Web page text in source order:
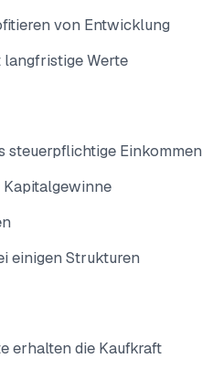
von Entwicklung
Werte
steuerpflichtige Einkommen
Kapitalgewinne
einigen Strukturen
erhalten die Kaufkraft